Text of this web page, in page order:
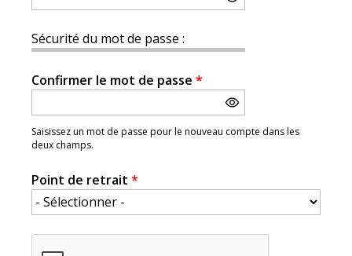
Sécurité du mot de passe :
Confirmer le mot de passe *
Saisissez un mot de passe pour le nouveau compte dans les
deux champs.
Point de retrait *